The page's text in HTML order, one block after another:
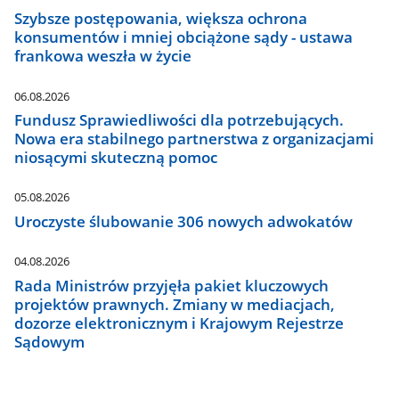
Szybsze postępowania, większa ochrona
konsumentów i mniej obciążone sądy - ustawa
frankowa weszła w życie
06.08.2026
Fundusz Sprawiedliwości dla potrzebujących.
Nowa era stabilnego partnerstwa z organizacjami
niosącymi skuteczną pomoc
05.08.2026
Uroczyste ślubowanie 306 nowych adwokatów
04.08.2026
Rada Ministrów przyjęła pakiet kluczowych
projektów prawnych. Zmiany w mediacjach,
dozorze elektronicznym i Krajowym Rejestrze
Sądowym